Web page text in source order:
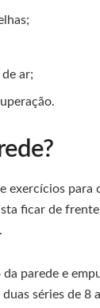
ar;
exercícios
ficar de
parede e
séries de